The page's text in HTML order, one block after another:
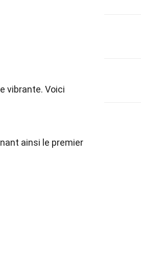
vibrante. Voici
ainsi le premier